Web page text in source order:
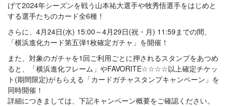
げて2024年シーズンを戦う山本祐大選手や牧秀悟選手をはじめと
する選手たちのカード全6種！
さらに、4月24日(水) 15:00～4月29日(祝・月) 11:59までの間、
「横浜進化カード第五弾1枚確定ガチャ」を開催！
また、対象のガチャを1回ご利用ごとに押されるスタンプをあつめ
ると、「横浜進化フレーム」やFAVORITE☆☆☆☆以上確定チケッ
ト(期間限定)がもらえる「カードガチャスタンプキャンペーン」を
同時開催！
詳細につきましては、下記キャンペーン概要をご確認ください。